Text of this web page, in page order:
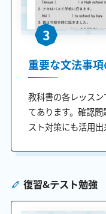
3
重要な文法事
教科書の各レッス
てあります。確認
スト対策にも活用出
復習&テスト勉強